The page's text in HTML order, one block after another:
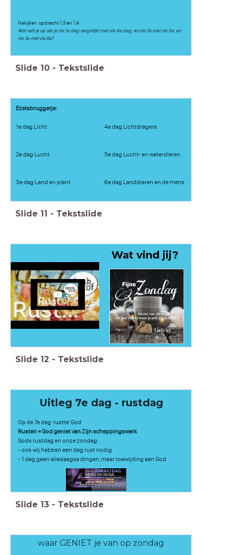
Nakijken: opdracht 1.3 en 1.4
Wat valt je op als je de 1e dag vergelijkt met de 4e dag, en de 2e met de 5e, en
de 3e met de 6e?
Slide 10 - Tekstslide
Ezelsbruggetje:
1e dag Licht
2e dag Lucht
3e dag Land en plant
4e dag Lichtdragers
5e dag Lucht- en waterdieren
6e dag Landdieren en de mens
Slide 11 - Tekstslide
Wat vind jij?
Slide 12 - Tekstslide
Uitleg 7e dag - rustdag
Op de 7e dag 'rustte' God
Rusten = God geniet van Zijn scheppingswerk
Gods rustdag en onze zondag:
- ook wij hebben een dag rust nodig
- 1 dag geen alledaagse dingen, maar toewijding aan God
Slide 13 - Tekstslide
waar GENIET je van op zondag